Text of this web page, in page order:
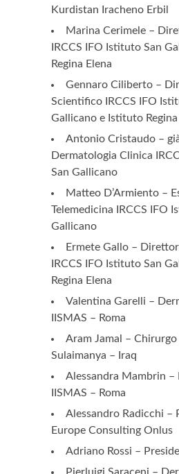
Kurdistan Iracheno Erbil
Marina Cerimele –
IRCCS IFO Istituto San
Regina Elena
Gennaro Ciliberto –
Scientifico IRCCS IFO
Gallicano e Istituto Regina
Antonio Cristaudo –
Dermatologia Clinica
San Gallicano
Matteo D’Armiento –
Telemedicina IRCCS IFO
Gallicano
Ermete Gallo –
IRCCS IFO Istituto San
Regina Elena
Valentina Garelli –
IISMAS – Roma
Aram Jamal –
Sulaimanya – Iraq
Alessandra Mambrin –
IISMAS – Roma
Alessandro Radicchi –
Europe Consulting Onlus
Adriano Rossi –